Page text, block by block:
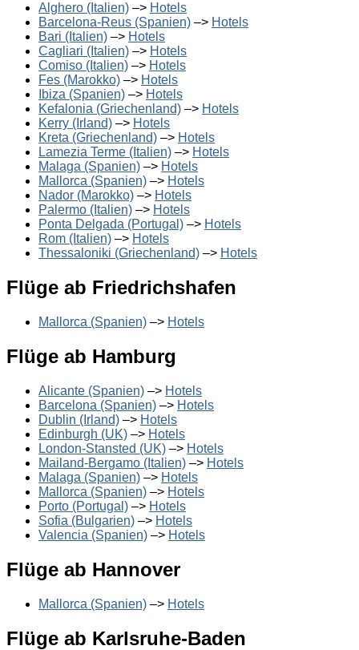
Alghero (Italien) –> Hotels
Barcelona-Reus (Spanien) –> Hotels
Bari (Italien) –> Hotels
Cagliari (Italien) –> Hotels
Comiso (Italien) –> Hotels
Fes (Marokko) –> Hotels
Ibiza (Spanien) –> Hotels
Kefalonia (Griechenland) –> Hotels
Kerry (Irland) –> Hotels
Kreta (Griechenland) –> Hotels
Lamezia Terme (Italien) –> Hotels
Malaga (Spanien) –> Hotels
Mallorca (Spanien) –> Hotels
Nador (Marokko) –> Hotels
Palermo (Italien) –> Hotels
Ponta Delgada (Portugal) –> Hotels
Rom (Italien) –> Hotels
Thessaloniki (Griechenland) –> Hotels
Flüge ab Friedrichshafen
Mallorca (Spanien) –> Hotels
Flüge ab Hamburg
Alicante (Spanien) –> Hotels
Barcelona (Spanien) –> Hotels
Dublin (Irland) –> Hotels
Edinburgh (UK) –> Hotels
London-Stansted (UK) –> Hotels
Mailand-Bergamo (Italien) –> Hotels
Malaga (Spanien) –> Hotels
Mallorca (Spanien) –> Hotels
Porto (Portugal) –> Hotels
Sofia (Bulgarien) –> Hotels
Valencia (Spanien) –> Hotels
Flüge ab Hannover
Mallorca (Spanien) –> Hotels
Flüge ab Karlsruhe-Baden